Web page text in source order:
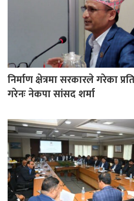
निर्माण क्षेत्रमा सरकारले गरेका
गरेनः नेकपा सांसद शर्मा